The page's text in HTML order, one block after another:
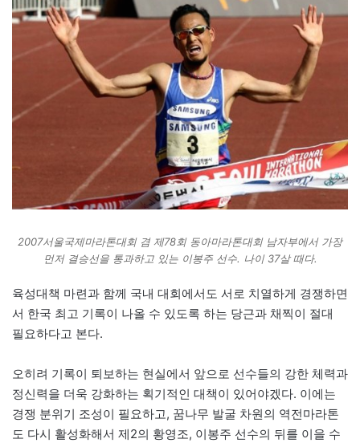
2007서울국제마라톤대회 겸 제78회 동아마라톤대회 남자부에서 가장
먼저 결승선을 통과하고 있는 이봉주 선수. 나이 37살 때다.
육성대책 마련과 함께 국내 대회에서도 서로 치열하게 경쟁하면
서 한국 최고 기록이 나올 수 있도록 하는 당근과 채찍이 절대
필요하다고 본다.
오히려 기록이 퇴보하는 현실에서 앞으로 선수들의 강한 체력과
정신력을 더욱 강화하는 획기적인 대책이 있어야겠다. 이에는
경쟁 분위기 조성이 필요하고, 꿈나무 발굴 차원의 역전마라톤
도 다시 활성화해서 제2의 황영조, 이봉주 선수의 뒤를 이을 수